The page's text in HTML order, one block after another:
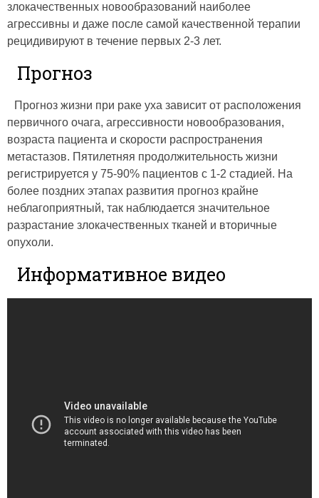
злокачественных новообразований наиболее
агрессивны и даже после самой качественной терапии
рецидивируют в течение первых 2-3 лет.
Прогноз
Прогноз жизни при раке уха зависит от расположения
первичного очага, агрессивности новообразования,
возраста пациента и скорости распространения
метастазов. Пятилетняя продолжительность жизни
регистрируется у 75-90% пациентов с 1-2 стадией. На
более поздних этапах развития прогноз крайне
неблагоприятный, так наблюдается значительное
разрастание злокачественных тканей и вторичные
опухоли.
Информативное видео